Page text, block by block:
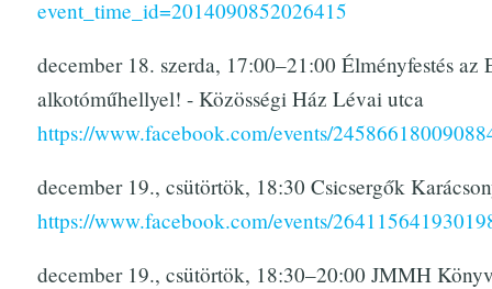
event_time_id=2014090852026415
december 18. szerda, 17:00–21:00 Élményfestés az
alkotóműhellyel! - Közösségi Ház Lévai utca
https://www.facebook.com/events/
december 19., csütörtök, 18:30 Csicsergők
https://www.facebook.com/events/
december 19., csütörtök, 18:30–20:00 JMMH